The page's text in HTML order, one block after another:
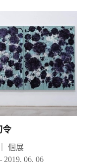
令
個展
2019. 06. 06